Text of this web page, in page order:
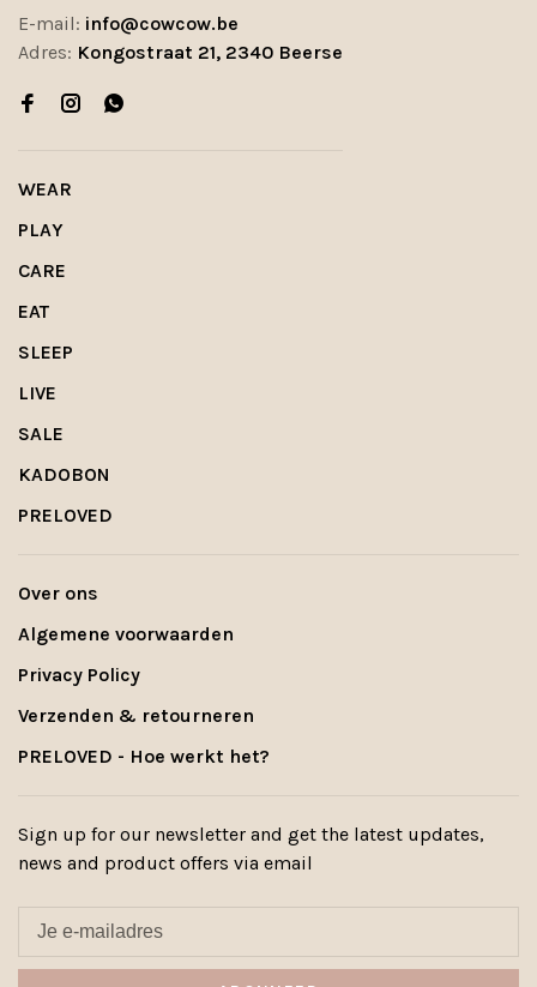
E-mail: info@cowcow.be
Adres: Kongostraat 21, 2340 Beerse
WEAR
PLAY
CARE
EAT
SLEEP
LIVE
SALE
KADOBON
PRELOVED
Over ons
Algemene voorwaarden
Privacy Policy
Verzenden & retourneren
PRELOVED - Hoe werkt het?
Sign up for our newsletter and get the latest updates,
news and product offers via email